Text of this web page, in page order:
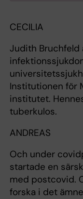
CECILIA
Judith Bruchfeld
Institutionen för
institutet.
tuberkulos.
ANDREAS
Och under
startade en
med postcovid.
forska i det